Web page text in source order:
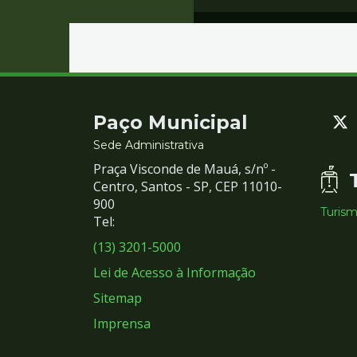
Contato
e
Redes
Sociais
Paço Municipal
Sede Administrativa
Praça Visconde de Mauá, s/nº -
Centro, Santos - SP, CEP 11010-
900
Tel:
(13) 3201-5000
Lei de Acesso à Informação
Sitemap
Imprensa